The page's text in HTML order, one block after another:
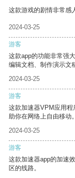
这款游戏的剧情非常感
2024-03-25
游客
这款app的功能非常强
编辑文档、制作演示文
2024-03-25
游客
这款加速器VPM应用
助你在网络上自由移动。
2024-03-25
游客
这款加速器app的加速
区的线路。